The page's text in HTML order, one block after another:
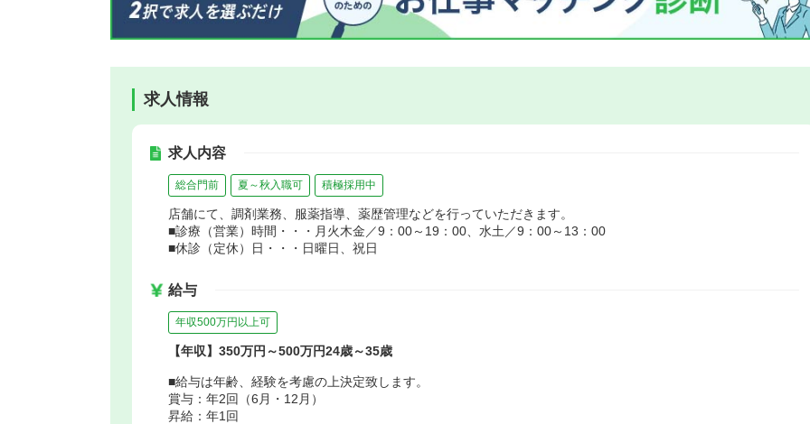
求人情報
求人内容
総合門前 夏～秋入職可 積極採用中
店舗にて、調剤業務、服薬指導、薬歴管理などを行っていただきます。
■診療（営業）時間・・・月火木金／9：00～19：00、水土／9：00～13：00
■休診（定休）日・・・日曜日、祝日
給与
年収500万円以上可
【年収】350万円～500万円24歳～35歳
■給与は年齢、経験を考慮の上決定致します。
賞与：年2回（6月・12月）
昇給：年1回